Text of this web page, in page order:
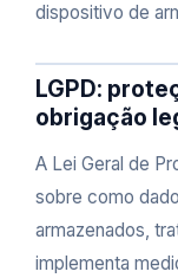
dispositivo de
LGPD:
obrigação
A Lei Geral de
sobre como
armazenados,
implementa